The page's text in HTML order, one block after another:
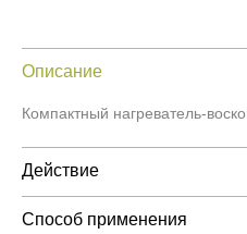
Описание
Компактный нагреватель-
Действие
Быстро разогреет воск до
Способ применения